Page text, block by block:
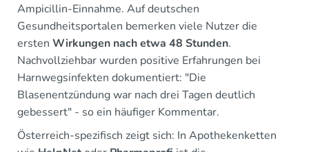
Ampicillin-Einnahme. Auf deutschen
Gesundheitsportalen bemerken viele Nutzer die
ersten Wirkungen nach etwa 48 Stunden.
Nachvollziehbar wurden positive Erfahrungen bei
Harnwegsinfekten dokumentiert: "Die
Blasenentzündung war nach drei Tagen deutlich
gebessert" - so ein häufiger Kommentar.
Österreich-spezifisch zeigt sich: In Apothekenketten